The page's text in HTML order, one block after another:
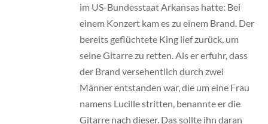
im US-Bundesstaat Arkansas hatte: Bei
einem Konzert kam es zu einem Brand. Der
bereits geflüchtete King lief zurück, um
seine Gitarre zu retten. Als er erfuhr, dass
der Brand versehentlich durch zwei
Männer entstanden war, die um eine Frau
namens Lucille stritten, benannte er die
Gitarre nach dieser. Das sollte ihn daran